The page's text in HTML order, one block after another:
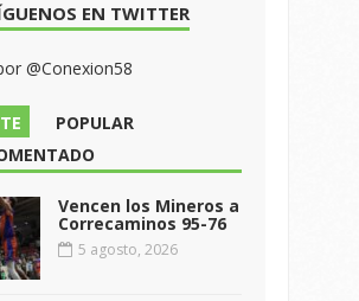
EN TWITTER
@Conexion58
POPULAR
Vencen los Mineros a
Correcaminos 95-76
5 agosto, 2026